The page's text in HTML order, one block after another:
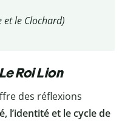
et le Clochard)
Roi Lion
des réflexions
l’identité et le cycle de